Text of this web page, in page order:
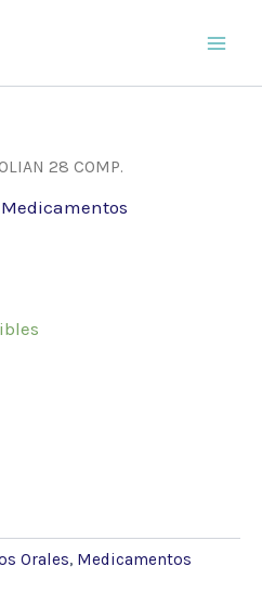
28 COMP.
Medicamentos
Orales, Medicamentos